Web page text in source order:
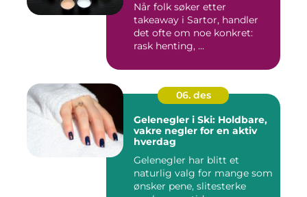
Når folk søker etter
takeaway i Sartor, handler
det ofte om noe konkret:
rask henting, ...
06. des
Gelenegler i Ski: Holdbare,
vakre negler for en aktiv
hverdag
Gelenegler har blitt et
naturlig valg for mange som
ønsker pene, slitesterke